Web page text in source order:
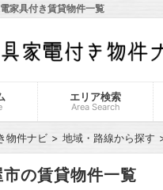
家具付き賃貸物件一覧
エリア検索
Area Search
物件ナビ 地域・路線から探す
の賃貸物件一覧